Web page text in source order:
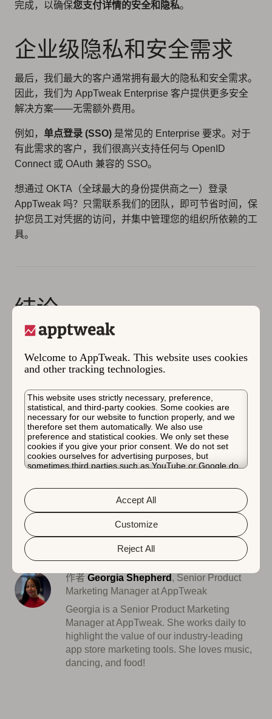
Welcome to AppTweak. This website uses cookies
and other tracking technologies.
This website uses strictly necessary, preference,
statistical, and third-party cookies. Some cookies are
necessary for our website to function properly, and we
therefore set them automatically. We also use
preference and statistical cookies. We only set these
cookies if you give your prior consent. We do not set
cookies ourselves for advertising purposes, but
sometimes third parties such as YouTube or Google do.
about the protection of your personal data and the
different cookies we use, please read our
&Privacy Policy. You can customize your cookie settings
and preferences by clicking the “Customize” button.
Reject All
Customize
Accept All
完成，以确保您支付详情的安全和隐私。
企业级隐私和安全需求
最后，我们最大的客户通常拥有最大的隐私和安全需求。
因此，我们为 AppTweak Enterprise 客户提供更多安全
解决方案——无需额外费用。
例如， 单点登录 (SSO) 是常见的 Enterprise 要求。对于
有此需求的客户，我们很高兴支持任何与 OpenID
Connect 或 OAuth 兼容的 SSO。
想通过 OKTA（全球最大的身份提供商之一）登录
AppTweak 吗？只需联系我们的团队，即可节省时间，保
护您员工对凭据的访问，并集中管理您的组织所依赖的工
具。
结论
我们非常自豪地宣布，AppTweak 排名第一的 ASO 平台
已获得 ISO/IEC 27001 认证 ，该认证由国际标准化组织
颁发，是“全球最知名的信息安全管理系统标准。”
数据安全始终是我们的首要任务。现在，我们很高兴将
ISO 27001 认证添加到 AppTweak 的高质量信息安全实
践中（包括 GDPR 合规性、PCI DSS 合规性和单点登
录）。
全球 2,000 家移动行业领导者信赖
开始免费试用
作者 Georgia Shepherd , Senior Product
Marketing Manager at AppTweak
Georgia is a Senior Product Marketing
Manager at AppTweak. She works daily to
highlight the value of our industry-leading
app store marketing tools. She loves music,
dancing, and food!